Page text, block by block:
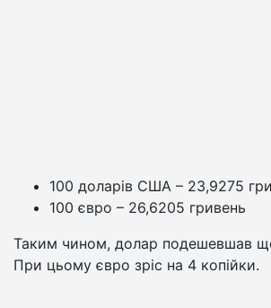
100 доларів США – 23,9275
100 євро – 26,6205 гривень
Таким чином, долар подешевшав
При цьому євро зріс на 4 копійки.